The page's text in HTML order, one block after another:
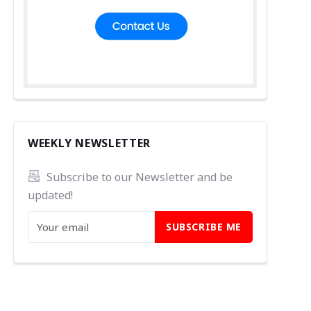
WEEKLY NEWSLETTER
Subscribe to our Newsletter and be
updated!